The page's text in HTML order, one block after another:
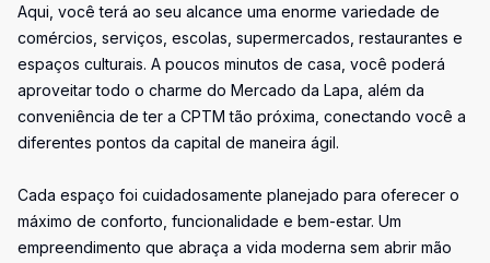
Aqui, você terá ao seu alcance uma enorme variedade de
comércios, serviços, escolas, supermercados, restaurantes e
espaços culturais. A poucos minutos de casa, você poderá
aproveitar todo o charme do Mercado da Lapa, além da
conveniência de ter a CPTM tão próxima, conectando você a
diferentes pontos da capital de maneira ágil.
Cada espaço foi cuidadosamente planejado para oferecer o
máximo de conforto, funcionalidade e bem-estar. Um
empreendimento que abraça a vida moderna sem abrir mão